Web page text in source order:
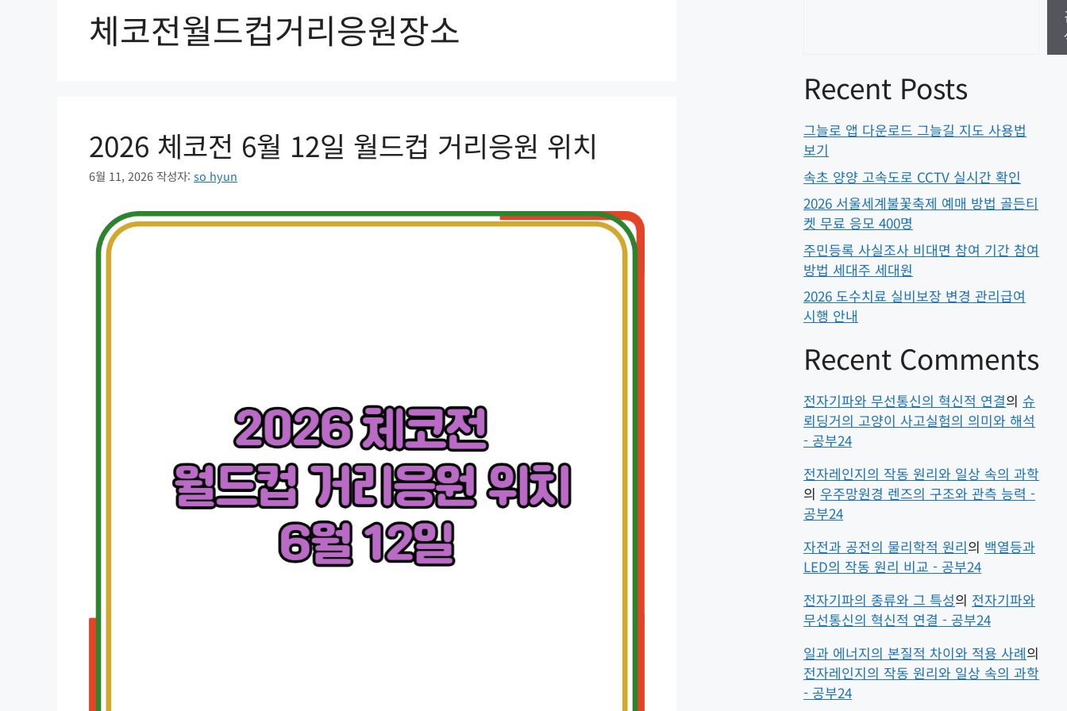
체코전월드컵거리응원장소
2026 체코전 6월 12일 월드컵 거리응원 위치
6월 11, 2026 작성자: so hyun
Recent Posts
그늘로 앱 다운로드 그늘길 지도 사용법
보기
속초 양양 고속도로 CCTV 실시간 확인
2026 서울세계불꽃축제 예매 방법 골든티
켓 무료 응모 400명
주민등록 사실조사 비대면 참여 기간 참여
방법 세대주 세대원
2026 도수치료 실비보장 변경 관리급여
시행 안내
Recent Comments
전자기파와 무선통신의 혁신적 연결의 슈
뢰딩거의 고양이 사고실험의 의미와 해석
- 공부24
전자레인지의 작동 원리와 일상 속의 과학
의 우주망원경 렌즈의 구조와 관측 능력 -
공부24
자전과 공전의 물리학적 원리의 백열등과
LED의 작동 원리 비교 - 공부24
전자기파의 종류와 그 특성의 전자기파와
무선통신의 혁신적 연결 - 공부24
일과 에너지의 본질적 차이와 적용 사례의
전자레인지의 작동 원리와 일상 속의 과학
- 공부24